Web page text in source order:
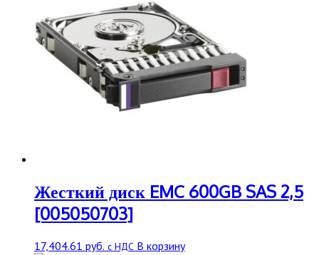
Жесткий диск EMC 600GB SAS 2,5
[005050703]
17,404.61 руб. с НДС В корзину